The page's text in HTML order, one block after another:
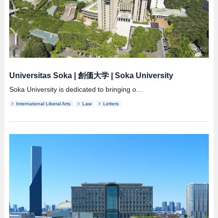
Universitas Soka| 創価大学| Soka University
Soka University is dedicated to bringing o...
International Liberal Arts Law Letters